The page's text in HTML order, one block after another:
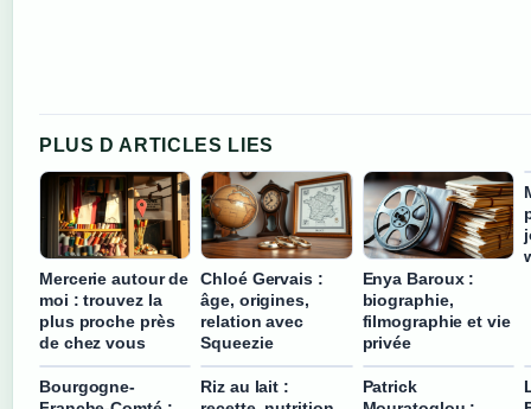
PLUS D ARTICLES LIES
Mercerie autour de
moi : trouvez la
plus proche près
de chez vous
Chloé Gervais :
âge, origines,
relation avec
Squeezie
Enya Baroux :
biographie,
filmographie et vie
privée
Bourgogne-
Riz au lait :
Patrick